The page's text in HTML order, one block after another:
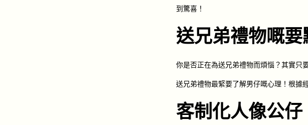
n
-
1
到驚喜！
送兄弟禮物嘅要
你是否正在為送兄弟禮物而煩惱？其實只
送兄弟禮物最緊要了解男仔嘅心理！根據
客制化人像公仔